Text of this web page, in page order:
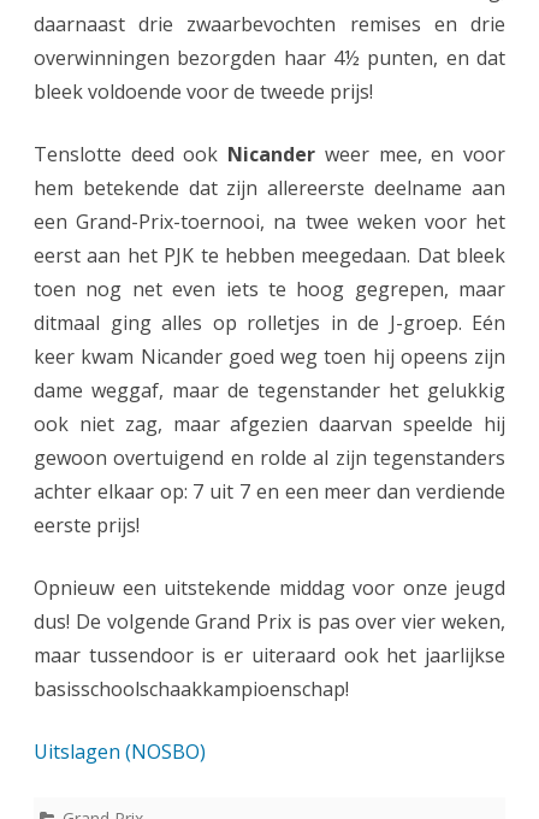
n
o
e
r
!
daarnaast drie zwaarbevochten remises en drie
overwinningen bezorgden haar 4½ punten, en dat
bleek voldoende voor de tweede prijs!
Tenslotte deed ook Nicander weer mee, en voor
hem betekende dat zijn allereerste deelname aan
een Grand-Prix-toernooi, na twee weken voor het
eerst aan het PJK te hebben meegedaan. Dat bleek
toen nog net even iets te hoog gegrepen, maar
ditmaal ging alles op rolletjes in de J-groep. Eén
keer kwam Nicander goed weg toen hij opeens zijn
dame weggaf, maar de tegenstander het gelukkig
ook niet zag, maar afgezien daarvan speelde hij
gewoon overtuigend en rolde al zijn tegenstanders
achter elkaar op: 7 uit 7 en een meer dan verdiende
eerste prijs!
Opnieuw een uitstekende middag voor onze jeugd
dus! De volgende Grand Prix is pas over vier weken,
maar tussendoor is er uiteraard ook het jaarlijkse
basisschoolschaakkampioenschap!
Uitslagen (NOSBO)